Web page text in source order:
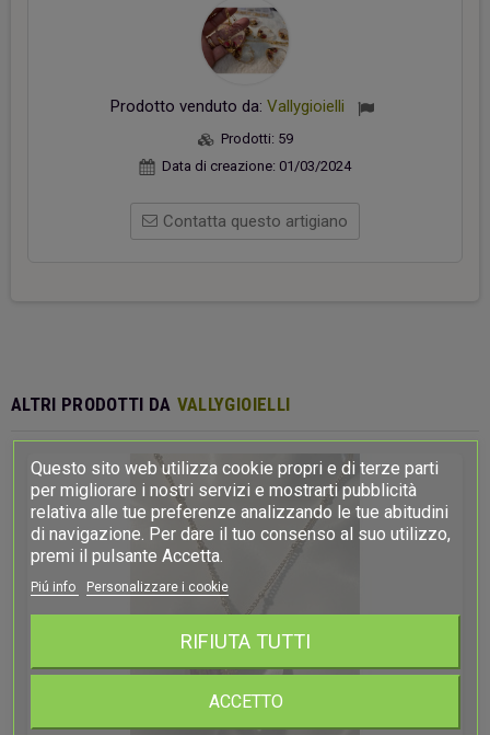
Prodotto venduto da: Vallygioielli
Prodotti: 59
Data di creazione: 01/03/2024
Contatta questo artigiano
ALTRI PRODOTTI DA VALLYGIOIELLI
Questo sito web utilizza cookie propri e di terze parti
per migliorare i nostri servizi e mostrarti pubblicità
relativa alle tue preferenze analizzando le tue abitudini
di navigazione. Per dare il tuo consenso al suo utilizzo,
premi il pulsante Accetta.
Piú info Personalizzare i cookie
RIFIUTA TUTTI
ACCETTO